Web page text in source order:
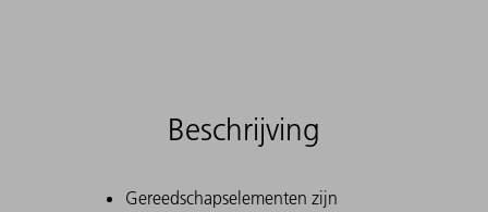
Beschrijving
Gereedschapselementen zijn